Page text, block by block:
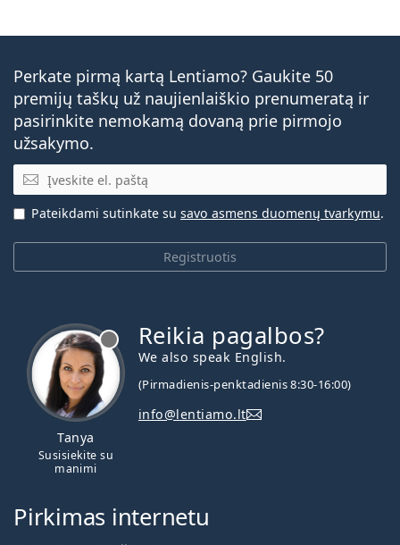
Perkate pirmą kartą Lentiamo? Gaukite 50
premijų taškų už naujienlaiškio prenumeratą ir
pasirinkite nemokamą dovaną prie pirmojo
užsakymo.
El. pašto adresas
Registruotis
Pateikdami sutinkate su savo asmens duomenų tvarkymu.
Tanya
Susisiekite su
manimi
Reikia pagalbos?
We also speak English.
(Pirmadienis-penktadienis 8:30-16:00)
info@lentiamo.lt
Pirkimas internetu